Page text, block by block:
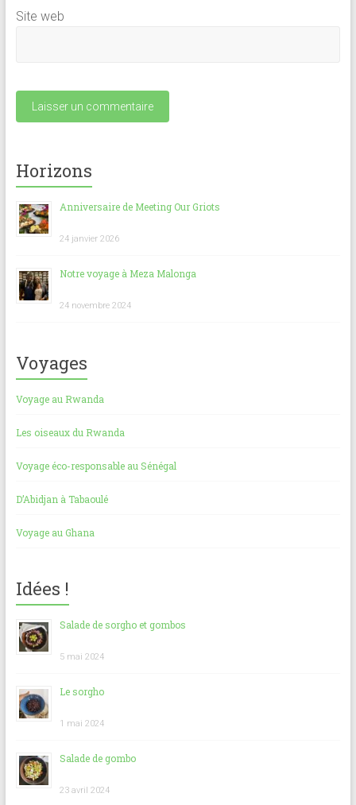
Site web
Horizons
Anniversaire de Meeting Our Griots
24 janvier 2026
Notre voyage à Meza Malonga
24 novembre 2024
Voyages
Voyage au Rwanda
Les oiseaux du Rwanda
Voyage éco-responsable au Sénégal
D’Abidjan à Tabaoulé
Voyage au Ghana
Idées !
Salade de sorgho et gombos
5 mai 2024
Le sorgho
1 mai 2024
Salade de gombo
23 avril 2024